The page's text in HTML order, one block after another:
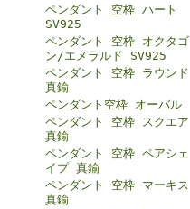
ペンダント 空枠 ハート
SV925
ペンダント 空枠 オクタゴ
ン/エメラルド SV925
ペンダント 空枠 ラウンド
真鍮
ペンダント空枠 オーバル
ペンダント 空枠 スクエア
真鍮
ペンダント 空枠 ペアシェ
イプ 真鍮
ペンダント 空枠 マーキス
真鍮